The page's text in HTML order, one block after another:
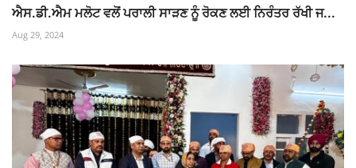
ਐਸ.ਡੀ.ਐਮ ਮਲੋਟ ਵਲੋਂ ਪਰਾਲੀ ਸਾੜਣ ਨੂੰ ਰੋਕਣ ਲਈ ਨਿਰੰਤਰ ਰੱਖੀ ਜ...
Aug 29, 2024